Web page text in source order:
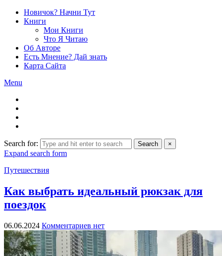
Новичок? Начни Тут
Книги
Мои Книги
Что Я Читаю
Об Авторе
Есть Мнение? Дай знать
Карта Сайта
Menu
Search for: Search ×
Expand search form
Путешествия
Как выбрать идеальный рюкзак для
поездок
06.06.2024 Комментариев нет